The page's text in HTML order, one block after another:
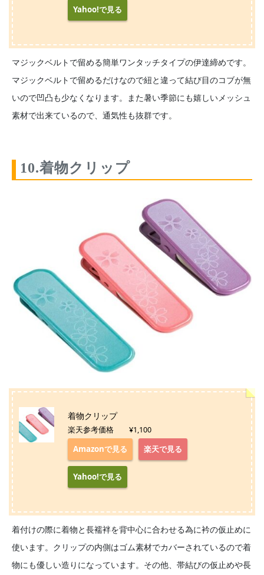
Yahoo!で見る
マジックベルトで留める簡単ワンタッチタイプの伊達締めです。
マジックベルトで留めるだけなので紐と違って結び目のコブが無
いので凹凸も少なくなります。また暑い季節にも嬉しいメッシュ
素材で出来ているので、通気性も抜群です。
10.着物クリップ
着物クリップ
楽天参考価格 ¥1,100
Amazonで見る 楽天で見る
Yahoo!で見る
着付けの際に着物と長襦袢を背中心に合わせる為に衿の仮止めに
使います。クリップの内側はゴム素材でカバーされているので着
物にも優しい造りになっています。その他、帯結びの仮止めや長